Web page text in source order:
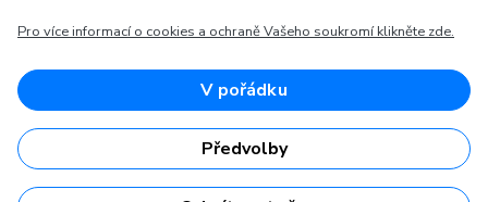
Evropská unie
OP Podnikání a inovace pro konkurenceschopnost
Evropský fond pro regionální rozvoj
Pro více informací o cookies a ochraně Vašeho soukromí klikněte zde.
V pořádku
Předvolby